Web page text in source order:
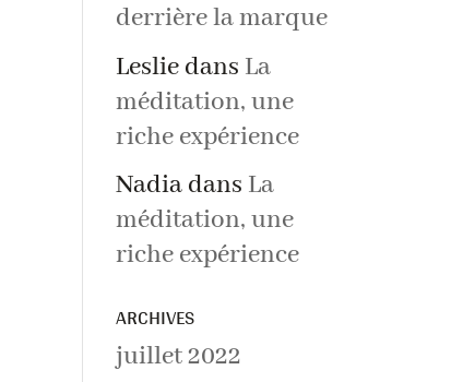
derrière la marque
Leslie dans La
méditation, une
riche expérience
Nadia dans La
méditation, une
riche expérience
ARCHIVES
juillet 2022